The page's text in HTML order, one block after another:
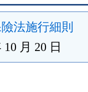
法施行細則
月 20 日